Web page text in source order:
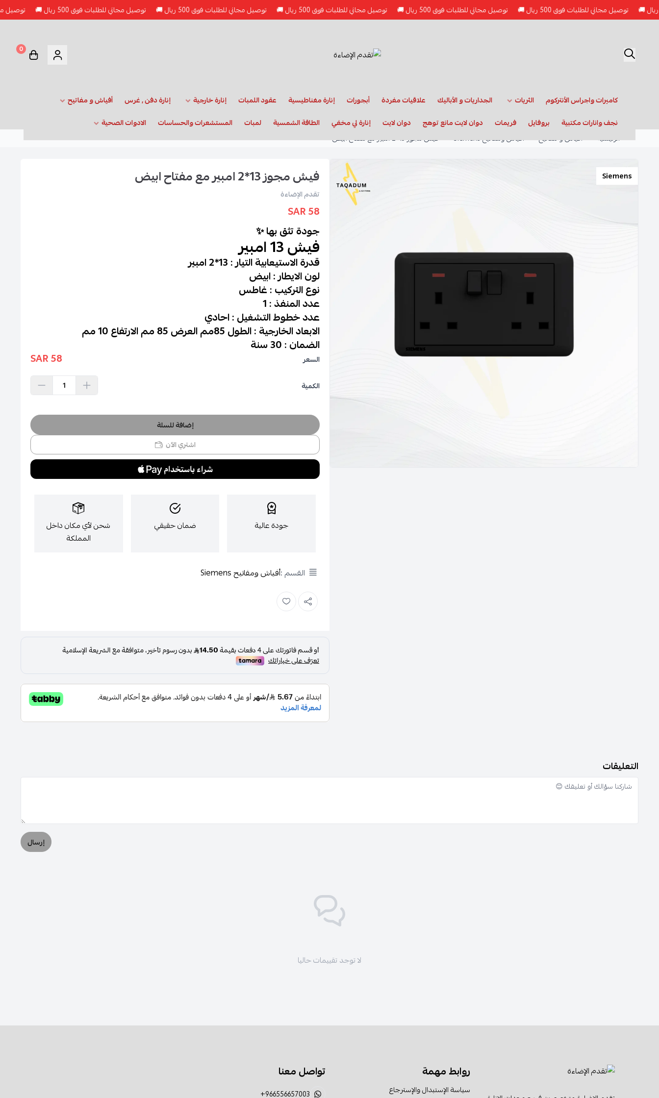
توصيل مجاني للطلبات فوق 500 ريال 🚚 توصيل مجاني للطلبات فوق 500 ريال 🚚 توصيل مجاني للطلبات فوق 500 ريال 🚚 توصيل مجاني للطلبات فوق 500 ريال 🚚 توصيل مجاني للطلبات فوق 500 ريال 🚚 توصيل مجاني
0
كاميرات واجراس الأنتركوم الثريات الجداريات و الأباليك علاقيات مفردة أبجورات إنارة مغناطيسية عقود اللمبات إنارة خارجية إنارة دفن , غرس
أفياش و مفاتيح
نجف وانارات مكتبية
بروفايل فريمات دوان لايت مانع توهج دوان لايت إنارة لي مخفي الطاقة الشمسية لمبات المستشعرات والحساسات
الادوات الصحية
الرئيسية
أفياش و مفاتيح أفياش ومفاتيح Siemens فيش مجوز 13*2 امبير مع مفتاح ابيض
Siemens فيش مجوز 13*2 امبير مع مفتاح ابيض
تقدم الإضاءة
58 SAR
جودة تثق بها ✨
فيش 13 امبير
قدرة الاستيعابية التيار : 13*2 امبير
لون الايطار : ابيض
نوع التركيب : غاطس
عدد المنفذ : 1
عدد خطوط التشغيل : احادي
الابعاد الخارجية : الطول 85مم العرض 85 مم الارتفاع 10 مم
الضمان : 30 سنة
السعر 58 SAR
الكمية
إضافة للسلة
اشتري الآن
جودة عالية ضمان حقيقي
شحن لأي مكان داخل
المملكة
القسم :أفياش ومفاتيح Siemens
التعليقات
إرسال
لا توجد تقييمات حاليا
روابط مهمة
سياسة الإستبدال والإسترجاع
تواصل معنا
+966556657003